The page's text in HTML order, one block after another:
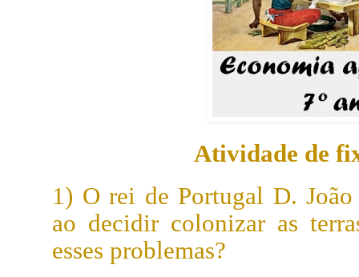
Atividade de
1) O rei de Portugal D.
ao decidir colonizar as
esses problemas?